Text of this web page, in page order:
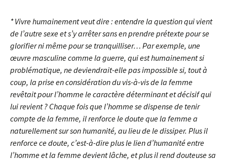
* Vivre humainement veut dire : entendre la question qui vient
de l’autre sexe et s’y arrêter sans en prendre prétexte pour se
glorifier ni même pour se tranquilliser… Par exemple, une
œuvre masculine comme la guerre, qui est humainement si
problématique, ne deviendrait-elle pas impossible si, tout à
coup, la prise en considération du vis-à-vis de la femme
revêtait pour l’homme le caractère déterminant et décisif qui
lui revient ? Chaque fois que l’homme se dispense de tenir
compte de la femme, il renforce le doute que la femme a
naturellement sur son humanité, au lieu de le dissiper. Plus il
renforce ce doute, c’est-à-dire plus le lien d’humanité entre
l’homme et la femme devient lâche, et plus il rend douteuse sa